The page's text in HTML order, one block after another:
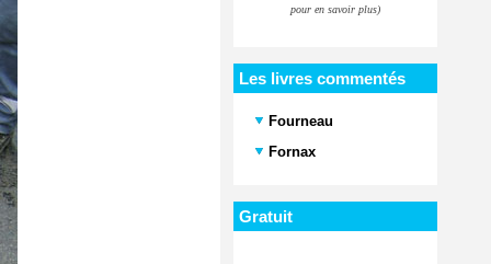
pour en savoir plus)
Les livres commentés
Fourneau
Fornax
Gratuit